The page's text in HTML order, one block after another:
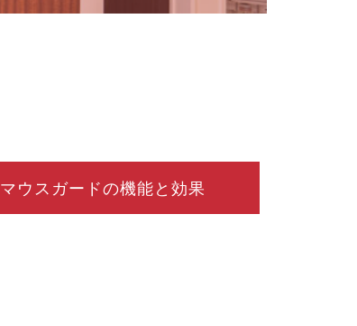
マウスガードの機能と効果